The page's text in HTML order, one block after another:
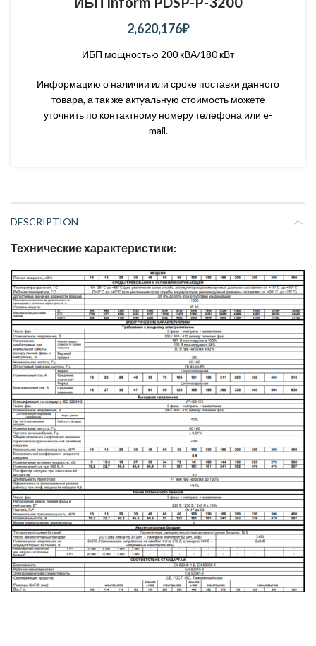
2,620,176₽
ИБП мощностью 200 кВА/180 кВт
Информацию о наличии или сроке поставки данного
товара, а так же актуальную стоимость можете
уточнить по контактному номеру телефона или e-
mail.
DESCRIPTION
Технические характеристики: